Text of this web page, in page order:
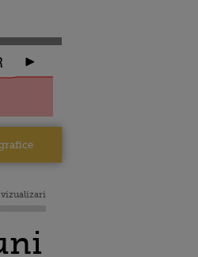
vizualizari